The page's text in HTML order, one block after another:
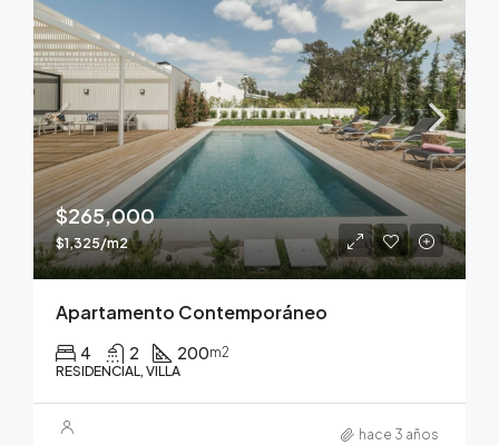
$265,000
$1,325/m2
Apartamento Contemporáneo
4 2 200m2
RESIDENCIAL, VILLA
hace 3 años